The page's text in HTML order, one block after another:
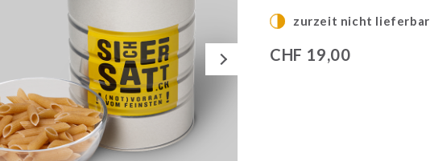
Next
zurzeit nicht lieferbar
CHF 19,00